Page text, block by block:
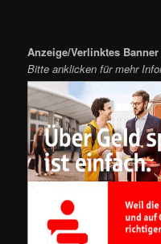
Anzeige/Verlinktes Banner
Bitte anklicken für mehr